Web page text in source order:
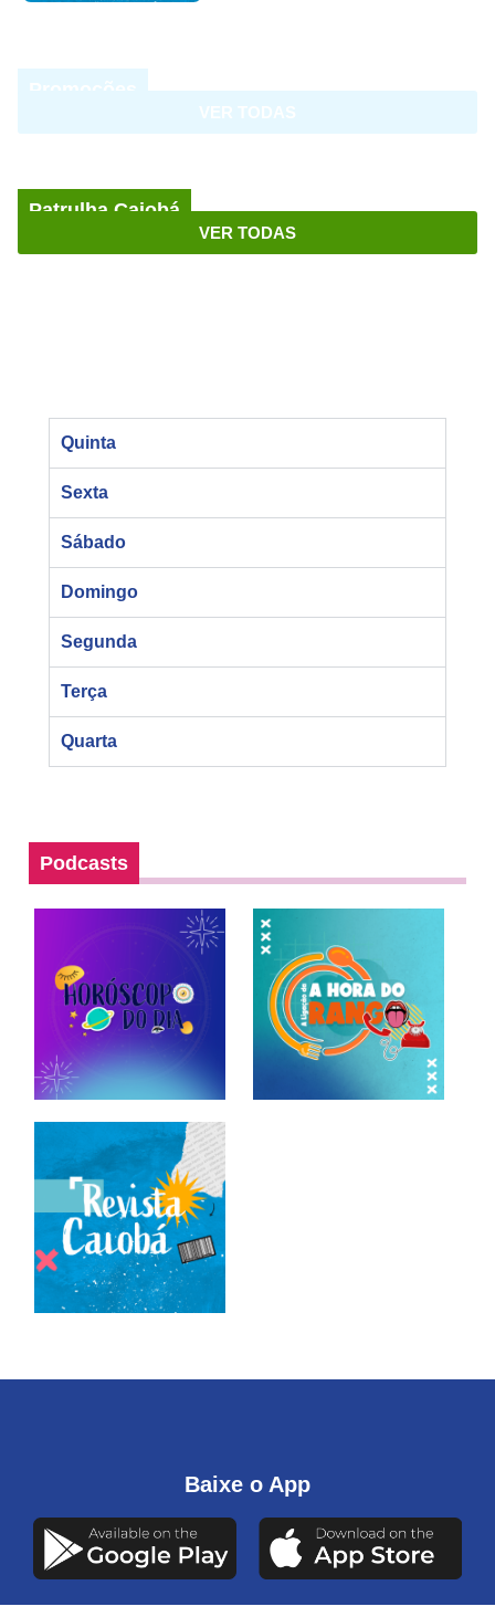
Promoções
VER TODAS
Patrulha Caiobá
VER TODAS
Quinta
Sexta
Sábado
Domingo
Segunda
Terça
Quarta
Podcasts
Baixe o App